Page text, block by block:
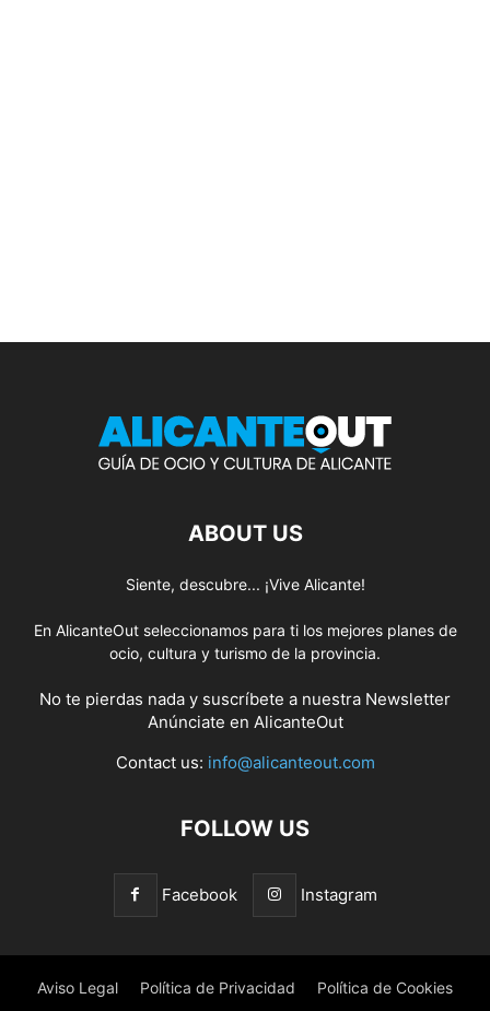
ABOUT US
Siente, descubre... ¡Vive Alicante!
En AlicanteOut seleccionamos para ti los mejores planes de
ocio, cultura y turismo de la provincia.
No te pierdas nada y suscríbete a nuestra Newsletter
Anúnciate en AlicanteOut
Contact us: info@alicanteout.com
FOLLOW US
Facebook Instagram
Aviso Legal Política de Privacidad Política de Cookies